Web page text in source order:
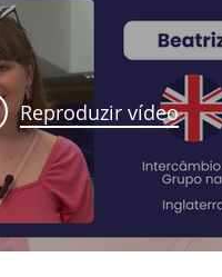
Reproduzir vídeo